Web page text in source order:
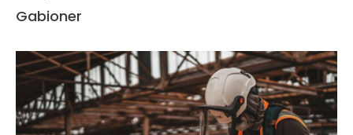
Gabioner